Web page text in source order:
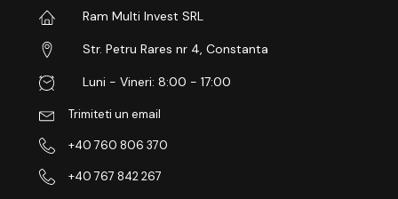
Ram Multi Invest SRL
Str. Petru Rares nr 4, Constanta
Luni - Vineri: 8:00 - 17:00
Trimiteti un email
+40 760 806 370
+40 767 842 267